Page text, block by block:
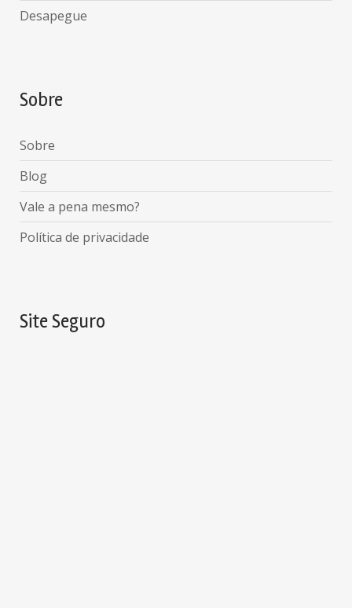
Desapegue
Sobre
Sobre
Blog
Vale a pena mesmo?
Política de privacidade
Site Seguro